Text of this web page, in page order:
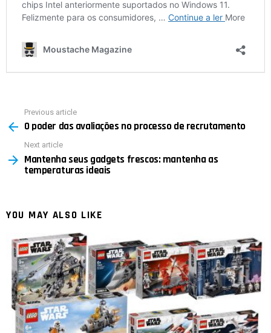
more
Previous article
O poder das avaliações no processo de recrutamento
Next article
Mantenha seus gadgets frescos: mantenha as
temperaturas ideais
YOU MAY ALSO LIKE